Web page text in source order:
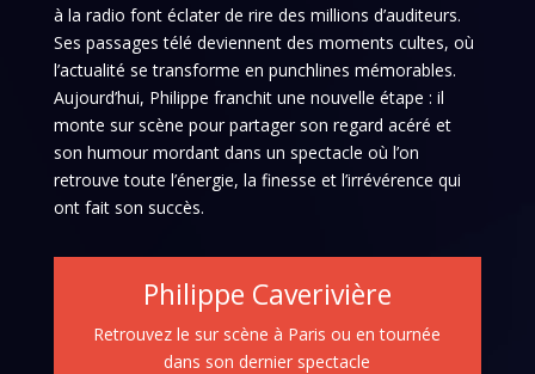
à la radio font éclater de rire des millions d’auditeurs.
Ses passages télé deviennent des moments cultes, où
l’actualité se transforme en punchlines mémorables.
Aujourd’hui, Philippe franchit une nouvelle étape : il
monte sur scène pour partager son regard acéré et
son humour mordant dans un spectacle où l’on
retrouve toute l’énergie, la finesse et l’irrévérence qui
ont fait son succès.
Philippe Caverivière
Retrouvez le sur scène à Paris ou en tournée
dans son dernier spectacle